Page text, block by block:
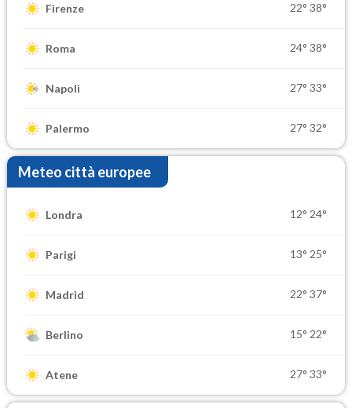
Firenze 22° 38°
Roma 24° 38°
Napoli 27° 33°
Palermo 27° 32°
Meteo città europee
Londra 12° 24°
Parigi 13° 25°
Madrid 22° 37°
Berlino 15° 22°
Atene 27° 33°